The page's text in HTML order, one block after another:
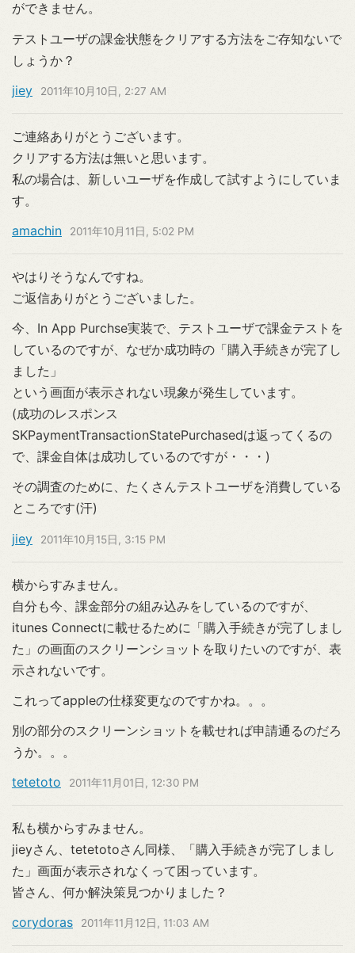
ができません。
テストユーザの課金状態をクリアする方法をご存知ないで
しょうか？
jiey 2011年10月10日, 2:27 AM
ご連絡ありがとうございます。
クリアする方法は無いと思います。
私の場合は、新しいユーザを作成して試すようにしていま
す。
amachin 2011年10月11日, 5:02 PM
やはりそうなんですね。
ご返信ありがとうございました。
今、In App Purchse実装で、テストユーザで課金テストを
しているのですが、なぜか成功時の「購入手続きが完了し
ました」
という画面が表示されない現象が発生しています。
(成功のレスポンス
SKPaymentTransactionStatePurchasedは返ってくるの
で、課金自体は成功しているのですが・・・)
その調査のために、たくさんテストユーザを消費している
ところです(汗)
jiey 2011年10月15日, 3:15 PM
横からすみません。
自分も今、課金部分の組み込みをしているのですが、
itunes Connectに載せるために「購入手続きが完了しまし
た」の画面のスクリーンショットを取りたいのですが、表
示されないです。
これってappleの仕様変更なのですかね。。。
別の部分のスクリーンショットを載せれば申請通るのだろ
うか。。。
tetetoto 2011年11月01日, 12:30 PM
私も横からすみません。
jieyさん、tetetotoさん同様、「購入手続きが完了しまし
た」画面が表示されなくって困っています。
皆さん、何か解決策見つかりました？
corydoras 2011年11月12日, 11:03 AM